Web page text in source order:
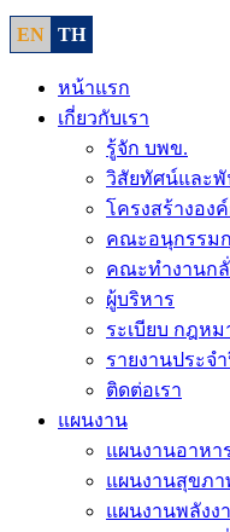
EN TH
หน้าแรก
เกี่ยวกับเรา
รู้จัก บพข.
วิสัยทัศน์และพั
โครงสร้างอง
คณะอนุกรรม
คณะทำงานก
ผู้บริหาร
ระเบียบ กฎหม
รายงานประจำ
ติดต่อเรา
แผนงาน
แผนงานอาหา
แผนงานสุขภ
แผนงานพลังง